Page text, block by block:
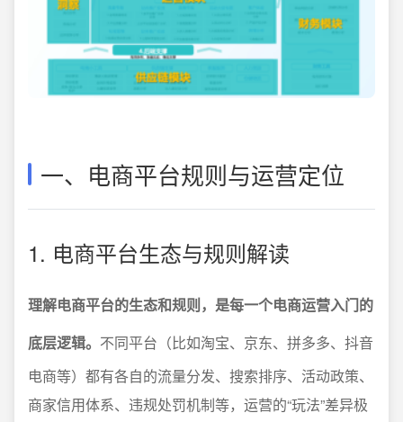
一、电商平台规则与运营定位
1. 电商平台生态与规则解读
理解电商平台的生态和规则，是每一个电商运营入门的
底层逻辑。 不同平台（比如淘宝、京东、拼多多、抖音
电商等）都有各自的流量分发、搜索排序、活动政策、
商家信用体系、违规处罚机制等，运营的“玩法”差异极